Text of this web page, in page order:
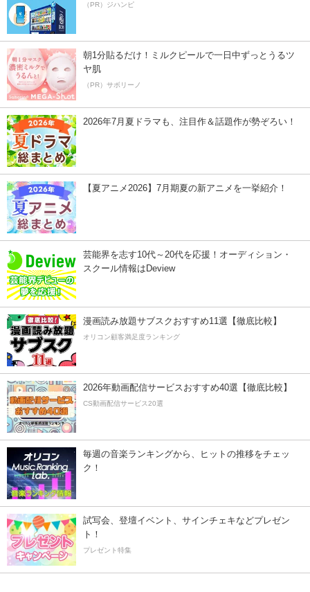
（PR）ジハンピ
朝1分貼るだけ！ミルクピールで一日中ずっとうるツ
ヤ肌
（PR）サボリーノ
2026年7月夏ドラマも、注目作＆話題作が勢ぞろい！
【夏アニメ2026】7月期夏の新アニメを一挙紹介！
芸能界を志す10代～20代を応援！オーディション・
スクール情報はDeview
漫画読み放題サブスクおすすめ11選【徹底比較】
オリコン顧客満足度ランキング
2026年動画配信サービスおすすめ40選【徹底比較】
CS動画配信サービス20選
毎週の音楽ランキングから、ヒットの推移をチェッ
ク！
試写会、登壇イベント、サインチェキなどプレゼン
ト！
プレゼント特集